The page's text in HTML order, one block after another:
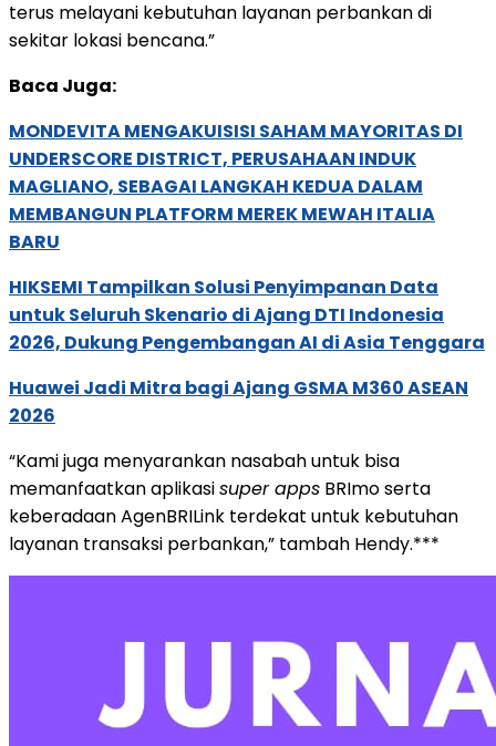
terus melayani kebutuhan layanan perbankan di
sekitar lokasi bencana.”
Baca Juga:
MONDEVITA MENGAKUISISI SAHAM MAYORITAS DI
UNDERSCORE DISTRICT, PERUSAHAAN INDUK
MAGLIANO, SEBAGAI LANGKAH KEDUA DALAM
MEMBANGUN PLATFORM MEREK MEWAH ITALIA
BARU
HIKSEMI Tampilkan Solusi Penyimpanan Data
untuk Seluruh Skenario di Ajang DTI Indonesia
2026, Dukung Pengembangan AI di Asia Tenggara
Huawei Jadi Mitra bagi Ajang GSMA M360 ASEAN
2026
“Kami juga menyarankan nasabah untuk bisa
memanfaatkan aplikasisuper apps BRImo serta
keberadaan AgenBRILink terdekat untuk kebutuhan
layanan transaksi perbankan,” tambah Hendy.***